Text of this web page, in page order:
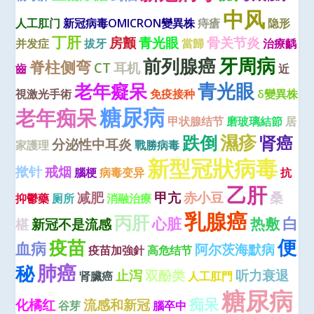
人工肛门 新冠病毒OMICRON變異株痔瘡 中风 隐形
并发症 丁肝拔牙 房颤青光眼 當歸 骨关节炎 治療齲
齒 脊柱侧弯CT 耳机前列腺癌牙周病 近
視激光手術 老年癡呆免疫接种 青光眼 δ變異株
老年痴呆糖尿病 甲状腺结节 磨玻璃結節 居
家護理 分泌性中耳炎 戰勝病毒 跌倒濕疹肾癌
揿针戒烟 腦梗 病毒变异 新型冠狀病毒 抗
抑鬱藥 厕所 减肥消融治療 甲亢赤小豆乙肝桑
椹新冠不是流感丙肝心脏乳腺癌热敷白
血病疫苗 疫苗加強針高危结节 阿尔茨海默病便
秘肺癌 肾臟癌 止泻双酚类 人工肛門 听力衰退
化橘红 谷芽 流感和新冠 腦卒中 痴呆糖尿病